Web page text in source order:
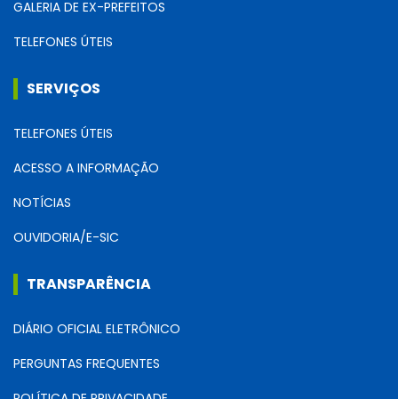
GALERIA DE EX-PREFEITOS
TELEFONES ÚTEIS
SERVIÇOS
TELEFONES ÚTEIS
ACESSO A INFORMAÇÃO
NOTÍCIAS
OUVIDORIA/E-SIC
TRANSPARÊNCIA
DIÁRIO OFICIAL ELETRÔNICO
PERGUNTAS FREQUENTES